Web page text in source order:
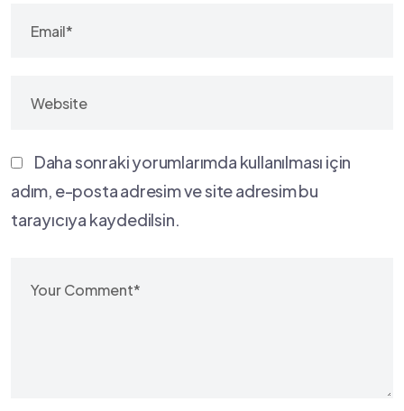
Daha sonraki yorumlarımda kullanılması için
adım, e-posta adresim ve site adresim bu
tarayıcıya kaydedilsin.